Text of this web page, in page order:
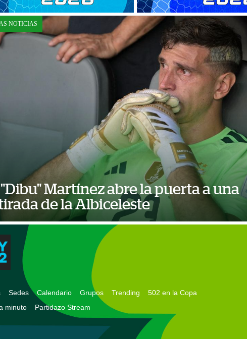
NOTICIAS
Martínez abre la puerta a una
de la Albiceleste
Sedes Calendario Grupos Trending
502 en la Copa
minuto
Partidazo Stream